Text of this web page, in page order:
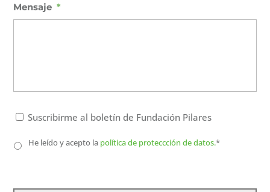
Mensaje *
Boletín
F.P.Suscribirme al boletín de Fundación Pilares
Política
de
He leído y acepto la política de proteccción de datos.*